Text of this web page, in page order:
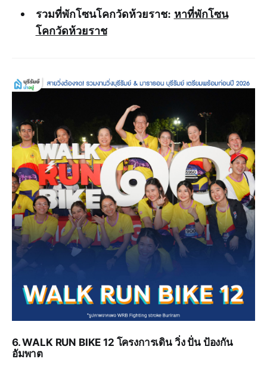
รวมที่พักโซนโคกวัดห้วยราช: หาที่พักโซน
โคกวัดห้วยราช
6. WALK RUN BIKE 12 โครงการเดิน วิ่ง ปั่น ป้องกัน
อัมพาต